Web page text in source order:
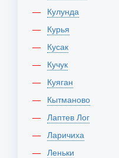
Кулунда
Курья
Кусак
Кучук
Куяган
Кытманово
Лаптев Лог
Ларичиха
Леньки